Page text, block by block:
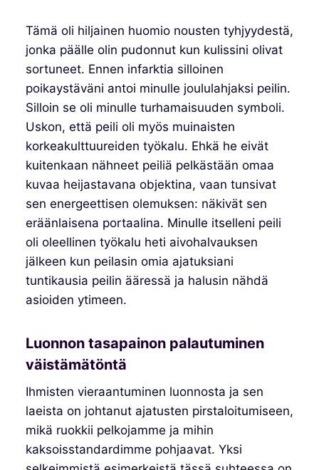
Tämä oli hiljainen huomio nousten tyhjyydestä,
jonka päälle olin pudonnut kun kulissini olivat
sortuneet. Ennen infarktia silloinen
poikaystäväni antoi minulle joululahjaksi peilin.
Silloin se oli minulle turhamaisuuden symboli.
Uskon, että peili oli myös muinaisten
korkeakulttuureiden työkalu. Ehkä he eivät
kuitenkaan nähneet peiliä pelkästään omaa
kuvaa heijastavana objektina, vaan tunsivat
sen energeettisen olemuksen: näkivät sen
eräänlaisena portaalina. Minulle itselleni peili
oli oleellinen työkalu heti aivohalvauksen
jälkeen kun peilasin omia ajatuksiani
tuntikausia peilin ääressä ja halusin nähdä
asioiden ytimeen.
Luonnon tasapainon palautuminen
väistämätöntä
Ihmisten vieraantuminen luonnosta ja sen
laeista on johtanut ajatusten pirstaloitumiseen,
mikä ruokkii pelkojamme ja mihin
kaksoisstandardimme pohjaavat. Yksi